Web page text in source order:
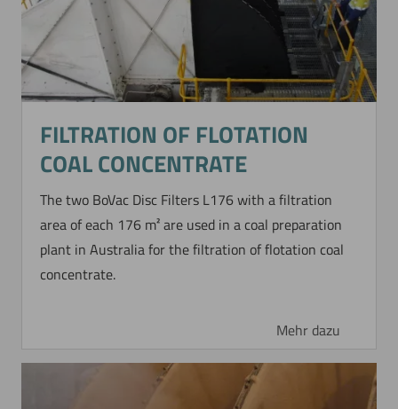
FILTRATION OF FLOTATION
COAL CONCENTRATE
The two BoVac Disc Filters L176 with a filtration
area of each 176 m² are used in a coal preparation
plant in Australia for the filtration of flotation coal
concentrate.
Mehr dazu